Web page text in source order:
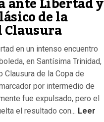
de la
en un intenso encuentro
en Santísima Trinidad,
Clausura de la Copa de
por intermedio de
fue expulsado, pero el
el resultado con... Leer